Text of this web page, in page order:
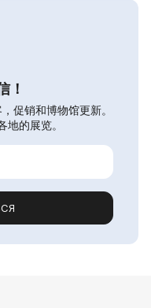
！
促销和博物馆更新。
地的展览。